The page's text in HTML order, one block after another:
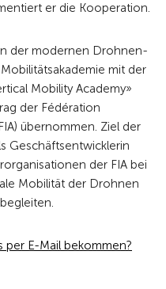
er die Kooperation.
der modernen Drohnen-
mit der
Mobility Academy»
der Fédération
übernommen. Ziel der
Geschäftsentwicklerin
der FIA bei
Mobilität der Drohnen
per E-Mail bekommen?